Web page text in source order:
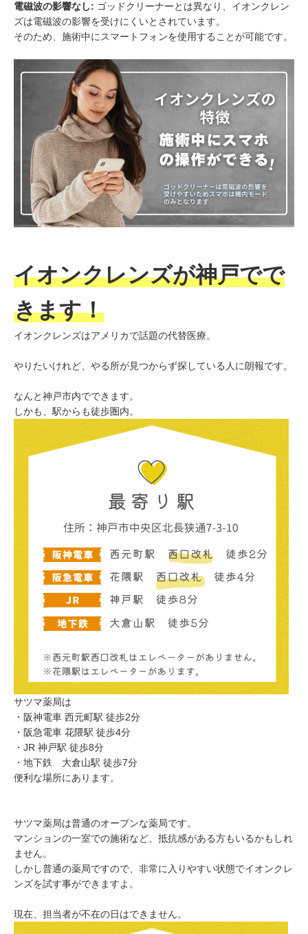
電磁波の影響なし: ゴッドクリーナーとは異なり、イオンクレン
ズは電磁波の影響を受けにくいとされています。
そのため、施術中にスマートフォンを使用することが可能です。
イオンクレンズが神戸でで
きます！
イオンクレンズはアメリカで話題の代替医療。
やりたいけれど、やる所が見つからず探している人に朗報です。
なんと神戸市内でできます。
しかも、駅からも徒歩圏内。
サツマ薬局は
・阪神電車 西元町駅 徒歩2分
・阪急電車 花隈駅 徒歩4分
・JR 神戸駅 徒歩8分
・地下鉄 大倉山駅 徒歩7分
便利な場所にあります。
サツマ薬局は普通のオープンな薬局です。
マンションの一室での施術など、抵抗感がある方もいるかもしれ
ません。
しかし普通の薬局ですので、非常に入りやすい状態でイオンクレ
ンズを試す事ができますよ。
現在、担当者が不在の日はできません。